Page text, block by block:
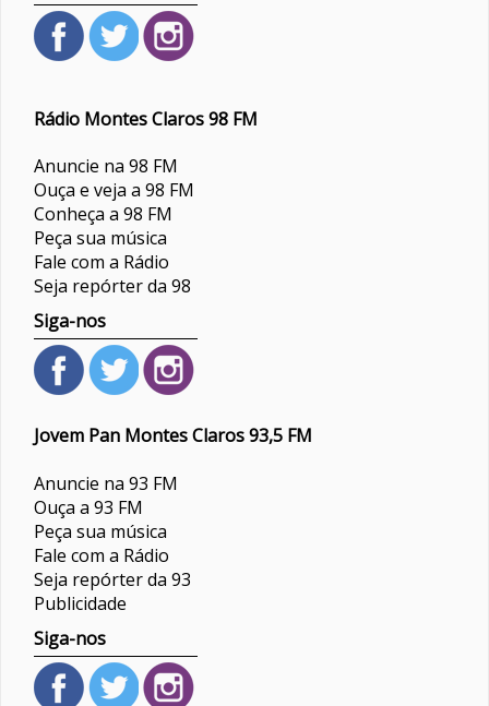
Rádio Montes Claros 98 FM
Anuncie na 98 FM
Ouça e veja a 98 FM
Conheça a 98 FM
Peça sua música
Fale com a Rádio
Seja repórter da 98
Siga-nos
Jovem Pan Montes Claros 93,5 FM
Anuncie na 93 FM
Ouça a 93 FM
Peça sua música
Fale com a Rádio
Seja repórter da 93
Publicidade
Siga-nos